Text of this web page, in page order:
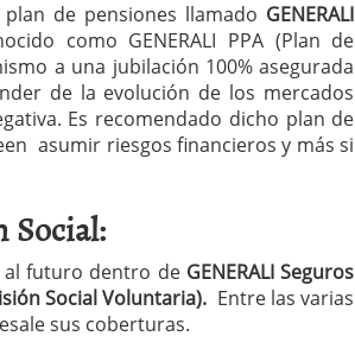
de pensiones llamado GENERALI
como GENERALI PPA (Plan de
a una jubilación 100% asegurada
de la evolución de los mercados
Es recomendado dicho plan de
asumir riesgos financieros y más si
Social:
al futuro dentro de GENERALI Seguros
Social Voluntaria). Entre las varias
sus coberturas.